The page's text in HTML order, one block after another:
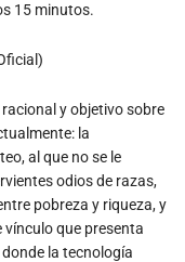
15 minutos.
y objetivo sobre
la
al que no se le
odios de razas,
pobreza y riqueza, y
que presenta
la tecnología